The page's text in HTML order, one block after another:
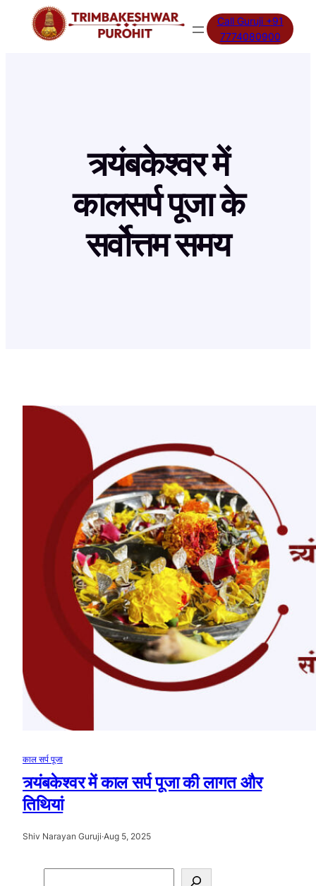
Call Guruji +91
7774080900
त्र्यंबकेश्वर में
कालसर्प पूजा के
सर्वोत्तम समय
काल सर्प पूजा
त्र्यंबकेश्वर में काल सर्प पूजा की लागत और
तिथियां
Shiv Narayan Guruji·Aug 5, 2025